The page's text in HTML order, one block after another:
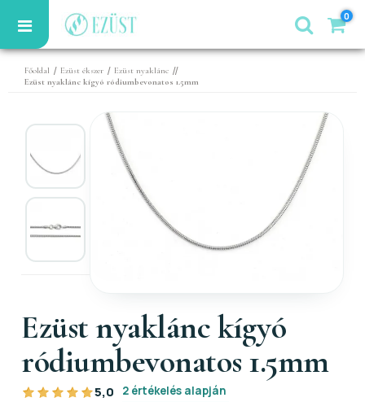
0
Főoldal / Ezüst ékszer / Ezüst nyaklánc //
Ezüst nyaklánc kígyó ródiumbevonatos 1.5mm
Ezüst nyaklánc kígyó
ródiumbevonatos 1.5mm
5,0 2 értékelés alapján